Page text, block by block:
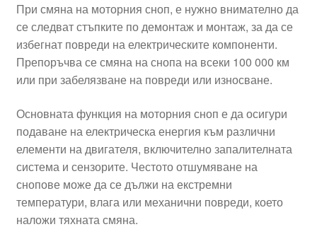
При смяна на моторния сноп, е нужно внимателно да
се следват стъпките по демонтаж и монтаж, за да се
избегнат повреди на електрическите компоненти.
Препоръчва се смяна на снопа на всеки 100 000 км
или при забелязване на повреди или износване.
Основната функция на моторния сноп е да осигури
подаване на електрическа енергия към различни
елементи на двигателя, включително запалителната
система и сензорите. Честото отшумяване на
снопове може да се дължи на екстремни
температури, влага или механични повреди, което
наложи тяхната смяна.